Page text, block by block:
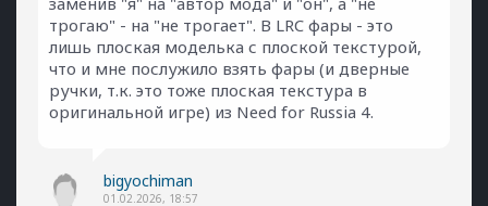
трогаю" - на "не трогает". В LRC фары - это
лишь плоская моделька с плоской текстурой,
что и мне послужило взять фары (и дверные
ручки, т.к. это тоже плоская текстура в
оригинальной игре) из Need for Russia 4.
bigyochiman
01.02.2026, 18:57